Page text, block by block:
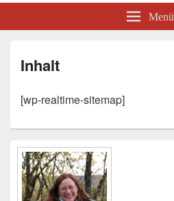
Menü
Inhalt
[wp-realtime-sitemap]
Primärer
Seitenleisten
Widget-
Bereich